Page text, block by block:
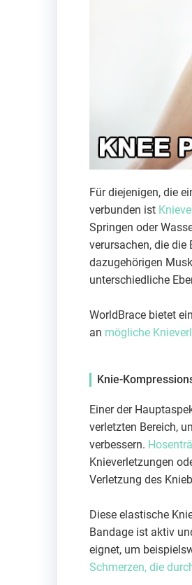
Für diejenigen, die
verbunden ist
Springen oder
verursachen, die die
dazugehörigen
unterschiedliche
WorldBrace bietet
an mögliche
Knie-
Einer der
verletzten Bereich,
verbessern.
Knieverletzungen
Verletzung des
Diese elastische
Bandage ist aktiv
eignet, um
Schmerzen, die